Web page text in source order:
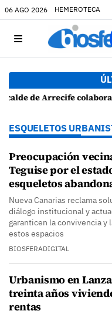
06 AGO 2026 HEMEROTECA
en una vivienda de Playa Honda
ESQUELETOS
Preocupación
Teguise por el
esqueletos
Nueva Canarias reclama
diálogo institucional y
garanticen la convivencia y
estos espacios
BIOSFERADIGITAL
Urbanismo en
treinta años
rentas